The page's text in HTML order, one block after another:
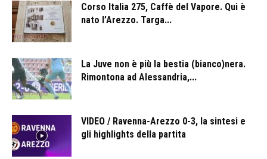
Corso Italia 275, Caffè del Vapore. Qui è
nato l’Arezzo. Targa...
La Juve non è più la bestia (bianco)nera.
Rimontona ad Alessandria,...
VIDEO / Ravenna-Arezzo 0-3, la sintesi e
gli highlights della partita